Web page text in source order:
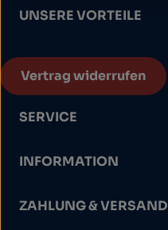
UNSERE VORTEILE
Vertrag widerrufen
SERVICE
INFORMATION
ZAHLUNG & VERSAND